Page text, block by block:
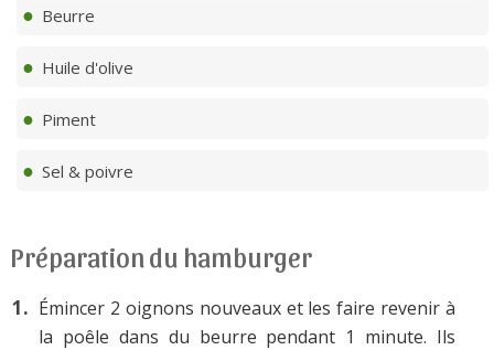
Beurre
Huile d'olive
Piment
Sel & poivre
Préparation du hamburger
Émincer 2 oignons nouveaux et les faire revenir à
la poêle dans du beurre pendant 1 minute. Ils